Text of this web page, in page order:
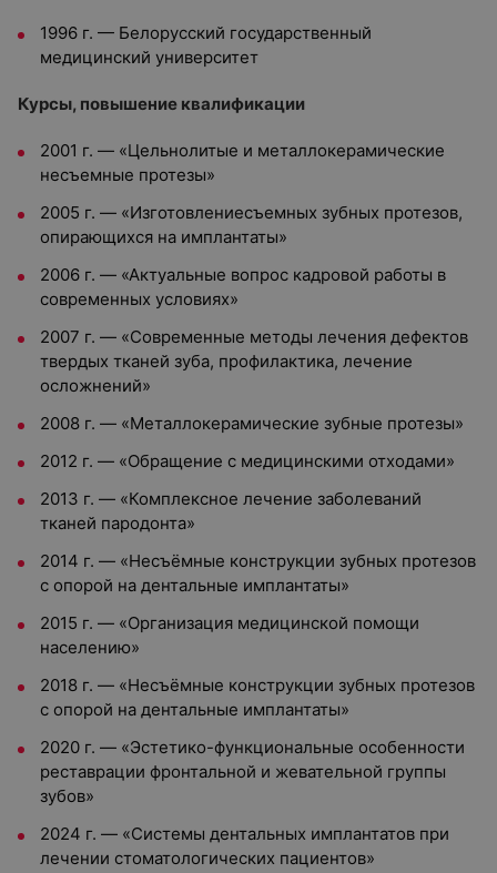
1996 г. — Белорусский государственный
медицинский университет
Курсы, повышение квалификации
2001 г. — «Цельнолитые и металлокерамические
несъемные протезы»
2005 г. — «Изготовлениесъемных зубных протезов,
опирающихся на имплантаты»
2006 г. — «Актуальные вопрос кадровой работы в
современных условиях»
2007 г. — «Современные методы лечения дефектов
твердых тканей зуба, профилактика, лечение
осложнений»
2008 г. — «Металлокерамические зубные протезы»
2012 г. — «Обращение с медицинскими отходами»
2013 г. — «Комплексное лечение заболеваний
тканей пародонта»
2014 г. — «Несъёмные конструкции зубных протезов
с опорой на дентальные имплантаты»
2015 г. — «Организация медицинской помощи
населению»
2018 г. — «Несъёмные конструкции зубных протезов
с опорой на дентальные имплантаты»
2020 г. — «Эстетико-функциональные особенности
реставрации фронтальной и жевательной группы
зубов»
2024 г. — «Системы дентальных имплантатов при
лечении стоматологических пациентов»